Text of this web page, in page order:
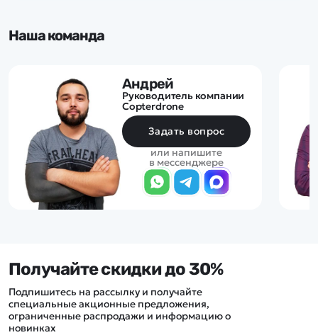
Наша команда
Андрей
Руководитель компании
Copterdrone
Задать вопрос
или напишите
в мессенджере
Получайте скидки до 30%
Подпишитесь на рассылку и получайте
специальные акционные предложения,
ограниченные распродажи и информацию о
новинках